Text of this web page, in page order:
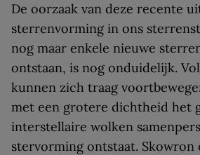
De oorzaak van deze recente
sterrenvorming in ons
nog maar enkele nieuwe
ontstaan, is nog onduidelijk.
kunnen zich traag
met een grotere dichtheid het
interstellaire wolken
stervorming ontstaat. Skowron